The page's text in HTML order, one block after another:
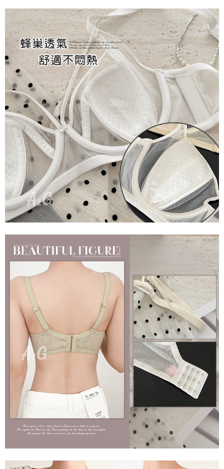
恩沛科技股份有限公司將有權停止該用戶之使用額度並採取法律行動。